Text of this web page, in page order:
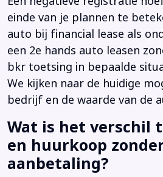
einde van je plannen te
auto bij financial lease als
een 2e hands auto leasen
bkr toetsing in bepaalde
We kijken naar de huidige
bedrijf en de waarde van de
Wat is het verschil
en huurkoop
aanbetaling?